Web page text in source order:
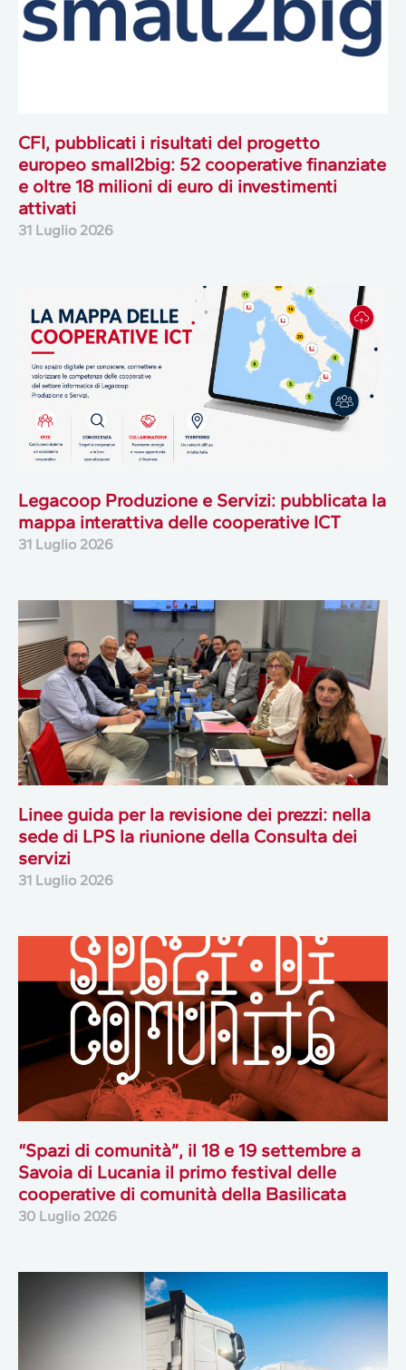
CFI, pubblicati i risultati del progetto
europeo small2big: 52 cooperative finanziate
e oltre 18 milioni di euro di investimenti
attivati
31 Luglio 2026
Legacoop Produzione e Servizi: pubblicata la
mappa interattiva delle cooperative ICT
31 Luglio 2026
Linee guida per la revisione dei prezzi: nella
sede di LPS la riunione della Consulta dei
servizi
31 Luglio 2026
“Spazi di comunità”, il 18 e 19 settembre a
Savoia di Lucania il primo festival delle
cooperative di comunità della Basilicata
30 Luglio 2026